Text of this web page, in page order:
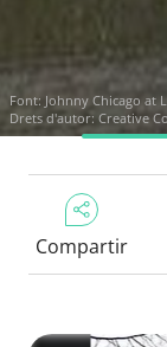
Font: Johnny Chicago at
Drets d'autor: Creative
Compartir